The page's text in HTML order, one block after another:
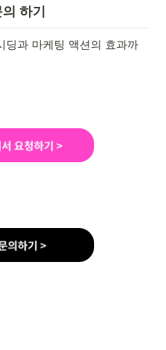
하기
딩과 마케팅 액션의 효과까